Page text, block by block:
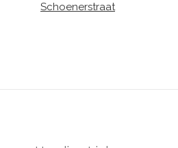
Schoenerstraat